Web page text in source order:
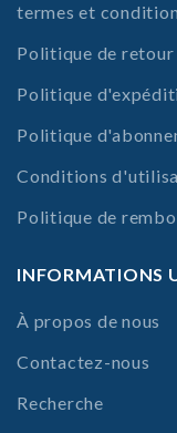
termes et
Politique de retour
Politique
Politique
Conditions
Politique de
INFORMATIONS
À propos de nous
Contactez-nous
Recherche